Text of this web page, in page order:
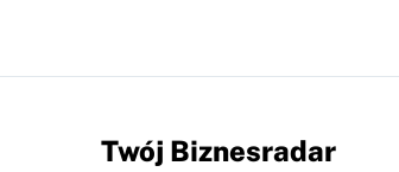
Twój Biznesradar